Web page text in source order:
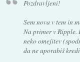
Pozdravljeni!
Sem nova v tem in
Na primer v
neko omejitev
da ne uporabiš